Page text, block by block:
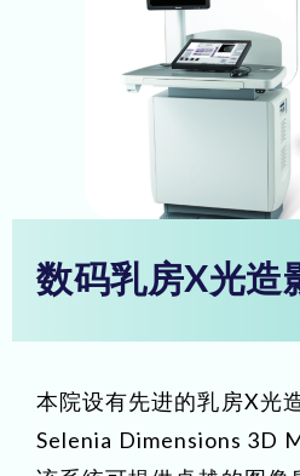
数码乳房X光造
本院设有先进的乳房X光
Selenia Dimensions 3D